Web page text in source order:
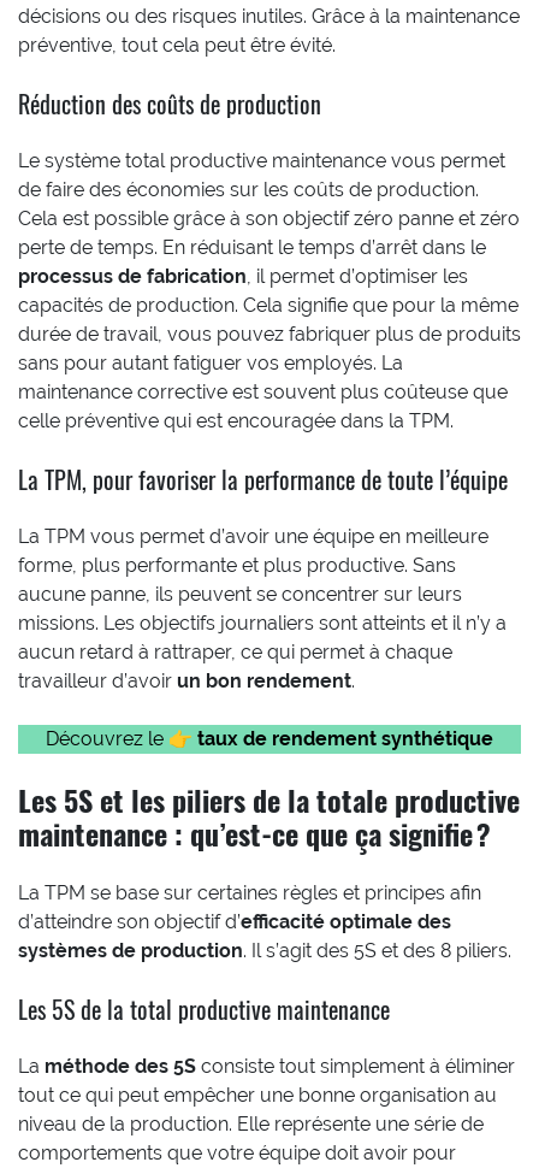
décisions ou des risques inutiles. Grâce à la maintenance
préventive, tout cela peut être évité.
Réduction des coûts de production
Le système total productive maintenance vous permet
de faire des économies sur les coûts de production.
Cela est possible grâce à son objectif zéro panne et zéro
perte de temps. En réduisant le temps d’arrêt dans le
processus de fabrication , il permet d’optimiser les
capacités de production. Cela signifie que pour la même
durée de travail, vous pouvez fabriquer plus de produits
sans pour autant fatiguer vos employés. La
maintenance corrective est souvent plus coûteuse que
celle préventive qui est encouragée dans la TPM.
La TPM, pour favoriser la performance de toute l’équipe
La TPM vous permet d’avoir une équipe en meilleure
forme, plus performante et plus productive. Sans
aucune panne, ils peuvent se concentrer sur leurs
missions. Les objectifs journaliers sont atteints et il n’y a
aucun retard à rattraper, ce qui permet à chaque
travailleur d’avoir un bon rendement.
Découvrez le 👉 taux de rendement synthétique
Les 5S et les piliers de la totale productive
maintenance : qu’est-ce que ça signifie ?
La TPM se base sur certaines règles et principes afin
d’atteindre son objectif d’efficacité optimale des
systèmes de production. Il s’agit des 5S et des 8 piliers.
Les 5S de la total productive maintenance
La méthode des 5S consiste tout simplement à éliminer
tout ce qui peut empêcher une bonne organisation au
niveau de la production. Elle représente une série de
comportements que votre équipe doit avoir pour